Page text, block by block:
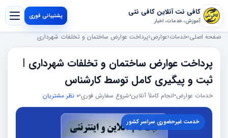
کافی نت آنلاین کافی نتی
آموزش، خدمات، اخبار
پشتیبانی فوری
صفحه اصلی‹خدمات‹عوارض‹پرداخت عوارض ساختمان و تخلفات شهرداری
پرداخت عوارض ساختمان و تخلفات شهرداری |
ثبت و پیگیری کامل توسط کارشناس
خدمات عوارض•انجام کاملاً آنلاین•شروع سفارش فوری•0 نظر مشتریان
خدمت غیرحضوری سراسر کشور